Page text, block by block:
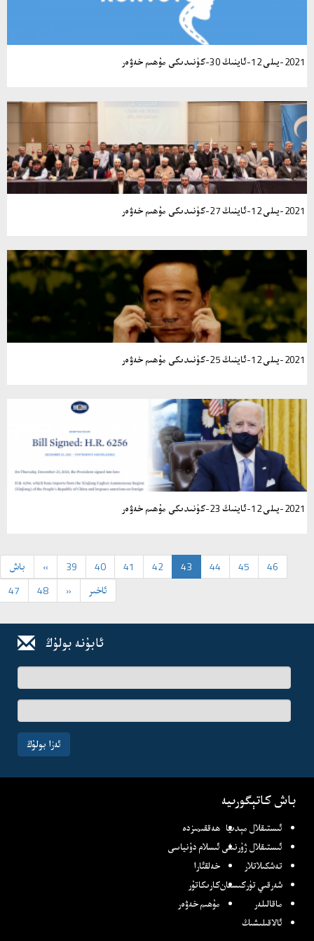
2021-يىلى 12-ئاينىڭ 30-كۈنىدىكى مۇھىم خەۋەر
2021-يىلى 12-ئاينىڭ 27-كۈنىدىكى مۇھىم خەۋەر
2021-يىلى 12-ئاينىڭ 25-كۈنىدىكى مۇھىم خەۋەر
2021-يىلى 12-ئاينىڭ 23-كۈنىدىكى مۇھىم خەۋەر
باش « 39 40 41 42 43 44 45
46
47
48 » ئاخىر
ئابۇنە بولۇڭ
ئىسىم-
فامىلىڭىز
ئېلخەت
ئادرىسىڭىز
ئەزا بولۇڭ
باش كاتېگورىيە
ئىستىقلال مېدىيا ھەققىمىزدە
ئىستىقلال ژۇرنىلى ئىسلام دۇنياسى
تەشكىلاتلار
خەلقئارا
شەرقىي تۈركىستانكارىكاتۇر
ماقالىلەر
مۇھىم خەۋەر
ئالاقىلىشىڭ